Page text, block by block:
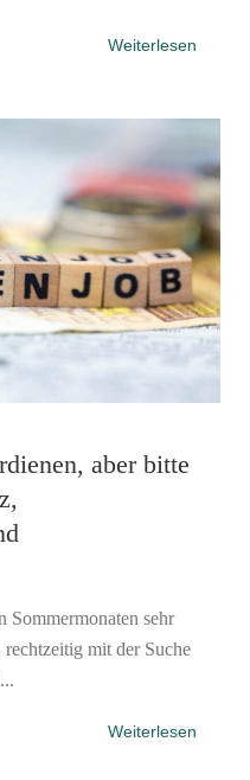
Weiterlesen
aber bitte
Sommermonaten sehr
mit der Suche
Weiterlesen